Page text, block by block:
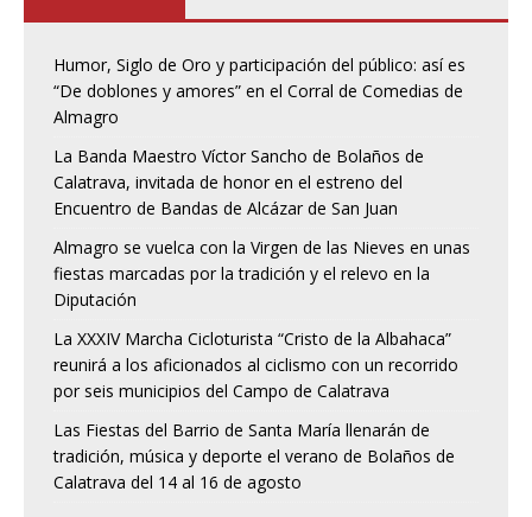
Humor, Siglo de Oro y participación del público: así es
“De doblones y amores” en el Corral de Comedias de
Almagro
La Banda Maestro Víctor Sancho de Bolaños de
Calatrava, invitada de honor en el estreno del
Encuentro de Bandas de Alcázar de San Juan
Almagro se vuelca con la Virgen de las Nieves en unas
fiestas marcadas por la tradición y el relevo en la
Diputación
La XXXIV Marcha Cicloturista “Cristo de la Albahaca”
reunirá a los aficionados al ciclismo con un recorrido
por seis municipios del Campo de Calatrava
Las Fiestas del Barrio de Santa María llenarán de
tradición, música y deporte el verano de Bolaños de
Calatrava del 14 al 16 de agosto